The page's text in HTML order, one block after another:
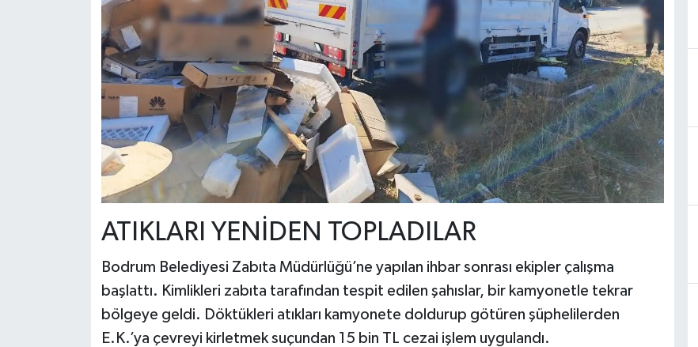
ATIKLARI YENİDEN TOPLADILAR
Bodrum Belediyesi Zabıta Müdürlüğü’ne yapılan ihbar sonrası ekipler çalışma
başlattı. Kimlikleri zabıta tarafından tespit edilen şahıslar, bir kamyonetle tekrar
bölgeye geldi. Döktükleri atıkları kamyonete doldurup götüren şüphelilerden
E.K.’ya çevreyi kirletmek suçundan 15 bin TL cezai işlem uygulandı.